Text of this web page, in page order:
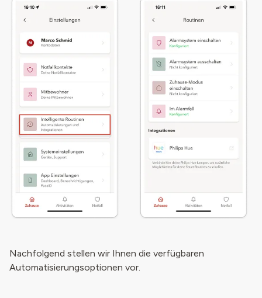
Nachfolgend stellen wir Ihnen die verfügbaren
Automatisierungsoptionen vor.